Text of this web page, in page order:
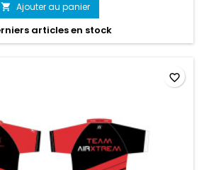
 Ajouter au panier
articles en stock
favorite_border